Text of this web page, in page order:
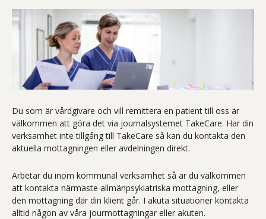
Du som är vårdgivare och vill remittera en patient till oss är
välkommen att göra det via journalsystemet TakeCare. Har din
verksamhet inte tillgång till TakeCare så kan du kontakta den
aktuella mottagningen eller avdelningen direkt.
Arbetar du inom kommunal verksamhet så är du välkommen
att kontakta närmaste allmänpsykiatriska mottagning, eller
den mottagning där din klient går. I akuta situationer kontakta
alltid någon av våra jourmottagningar eller akuten.